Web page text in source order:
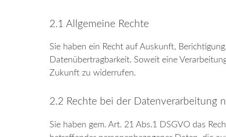
2.1 Allgemeine Rechte
Sie haben ein Recht auf Auskunft,
Datenübertragbarkeit. Soweit eine
Zukunft zu widerrufen.
2.2 Rechte bei der Datenverarbeitung
Sie haben gem. Art. 21 Abs.1 DSGVO das